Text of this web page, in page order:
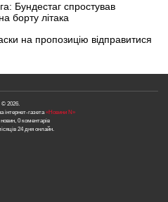
Бундестаг спростував
борту літака
на пропозицію відправитися
© 2026.
інтернет-газета«Новини N»
0 коментарів
24 дня онлайн.